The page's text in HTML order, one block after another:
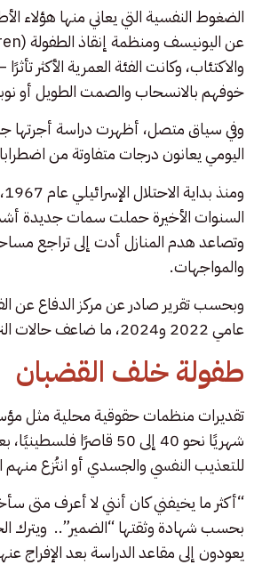
الضغوط النفسية التي يعاني منها هؤلاء
خوفهم بالانسحاب والصمت الطويل أو
اليومي يعانون درجات متفاوتة من
ومنذ بداية الاحتلال الإسرائيلي عام 1967، كان الأطفال الفلسطينيون
السنوات الأخيرة حملت سمات جديدة أشد
وتصاعد هدم المنازل أدت إلى تراجع
والمواجهات.
عامي 2022 و2024، ما ضاعف حالات النزوح الداخلي وألقى بأعباء نفسية واجتماعية ثقيلة على الأسر والأطفال.
طفولة خلف القضبان
تقديرات منظمات حقوقية محلية مثل
للتعذيب النفسي والجسدي أو انتُزع منهم
“أكثر ما يخيفني كان أنني لا أعرف متى
بحسب شهادة وثقتها “الضمير”.. ويترك
يعودون إلى مقاعد الدراسة بعد